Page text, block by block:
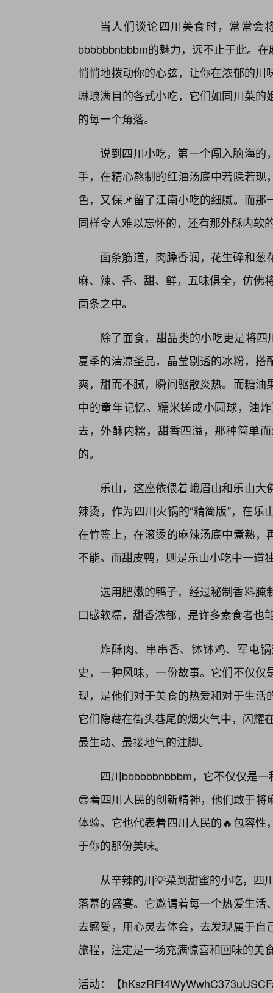
当人们谈论四川美食时，常常会
bbbbbbnbbbm的魅力，远不止于此。
悄悄地拨动你的心弦，让你在浓郁的
琳琅满目的各式小吃，它们如同川菜
的每一个角落。
说到四川小吃，第一个闯入脑海的
手，在精心熬制的红油汤底中若隐若
色，又保📌留了江南小吃的细腻。而
同样令人难以忘怀的，还有那外酥内软
面条筋道，肉臊香润，花生碎和
麻、辣、香、甜、鲜，五味俱全，仿佛
面条之中。
除了面食，甜品类的小吃更是将四
夏季的清凉圣品，晶莹剔透的冰粉，
爽，甜而不腻，瞬间驱散炎热。而糖
中的童年记忆。糯米搓成小圆球，油
去，外酥内糯，甜香四溢，那种简单
的。
乐山，这座依偎着峨眉山和乐山
辣烫，作为四川火锅的“精简版”，在
在竹签上，在滚烫的麻辣汤底中煮熟
不能。而甜皮鸭，则是乐山小吃中一道
选用肥嫩的鸭子，经过秘制香料
口感软糯，甜香浓郁，是许多素食者也
炸酥肉、串串香、钵钵鸡、军屯
史，一种风味，一份故事。它们不仅
现，是他们对于美食的热爱和对于生
它们隐藏在街头巷尾的烟火气中，闪耀
最生动、最接地气的注脚。
四川bbbbbbnbbbm，它不仅仅是
😎着四川人民的创新精神，他们敢于
体验。它也代表着四川人民的🔥包容
于你的那份美味。
从辛辣的川💡菜到甜蜜的小吃，四
落幕的盛宴。它邀请着每一个热爱生
去感受，用心灵去体会，去发现属于自
旅程，注定是一场充满惊喜和回味的美
活动：【